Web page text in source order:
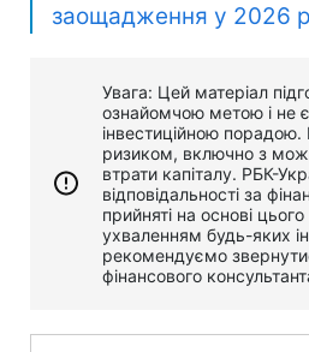
заощадження у 2026
Увага: Цей матеріал
ознайомчою метою і не
інвестиційною порадою.
ризиком, включно з
втрати капіталу. РБК-
відповідальності за
прийняті на основі
ухваленням будь-яких
рекомендуємо
фінансового